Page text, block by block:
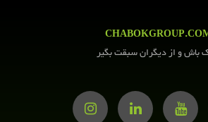
باش و از دیگران سبقت بگیر